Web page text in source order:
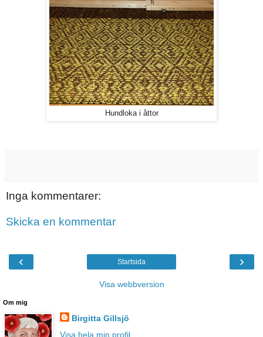
Hundloka i åttor
Inga kommentarer:
Skicka en kommentar
‹ ›
Startsida
Visa webbversion
Om mig
Birgitta Gillsjö
Visa hela min profil